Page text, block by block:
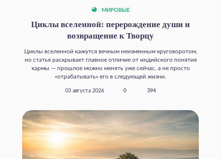
МИРОВЫЕ
Циклы вселенной: перерождение души и
возвращение к Творцу
Циклы вселенной кажутся вечным неизменным круговоротом,
но статья раскрывает главное отличие от индийского понятия
кармы — прошлое можно менять уже сейчас, а не просто
«отрабатывать» его в следующей жизни.
03 августа 2026 0 394